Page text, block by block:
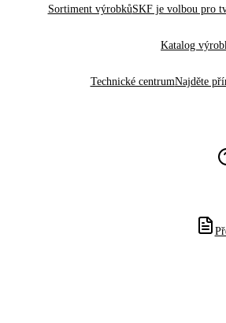
Sortiment výrobkůSKF je volbou pro
Katalog
Technické centrumNajděte